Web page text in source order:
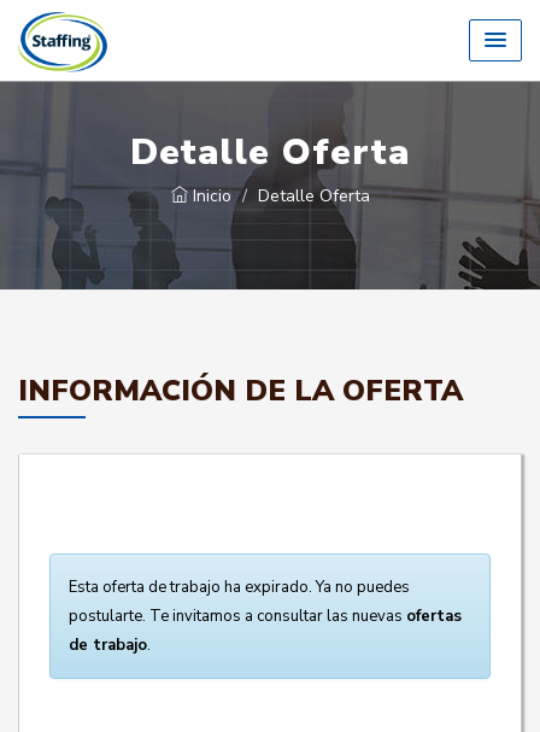
Detalle Oferta
Inicio Detalle Oferta
INFORMACIÓN DE LA OFERTA
Esta oferta de trabajo ha expirado. Ya no puedes
postularte. Te invitamos a consultar las nuevas ofertas
de trabajo.